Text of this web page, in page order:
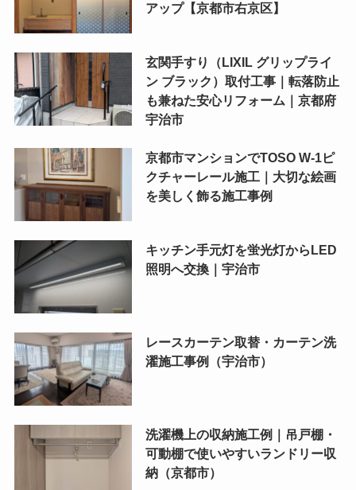
アップ【京都市右京区】
玄関手すり（LIXIL グリップライ
ン ブラック）取付工事｜転落防止
も兼ねた安心リフォーム｜京都府
宇治市
京都市マンションでTOSO W-1ピ
クチャーレール施工｜大切な絵画
を美しく飾る施工事例
キッチン手元灯を蛍光灯からLED
照明へ交換｜宇治市
レースカーテン取替・カーテン洗
濯施工事例（宇治市）
洗濯機上の収納施工例｜吊戸棚・
可動棚で使いやすいランドリー収
納（京都市）